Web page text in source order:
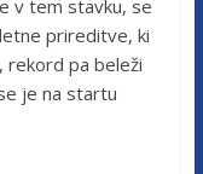
v tem stavku, se
prireditve, ki
rekord pa beleži
je na startu